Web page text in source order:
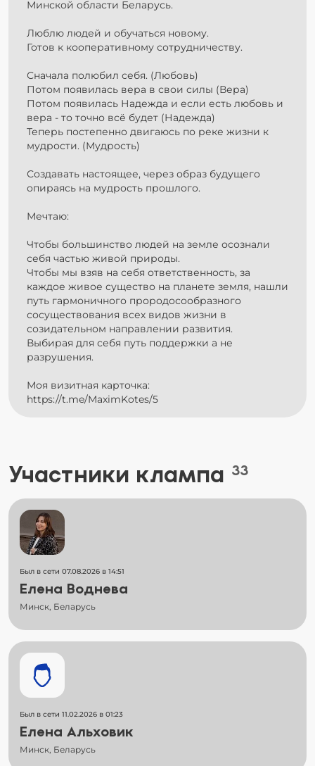
Минской области Беларусь.
Люблю людей и обучаться новому.
Готов к кооперативному сотрудничеству.
Сначала полюбил себя. (Любовь)
Потом появилась вера в свои силы (Вера)
Потом появилась Надежда и если есть любовь и
вера - то точно всё будет (Надежда)
Теперь постепенно двигаюсь по реке жизни к
мудрости. (Мудрость)
Создавать настоящее, через образ будущего
опираясь на мудрость прошлого.
Мечтаю:
Чтобы большинство людей на земле осознали
себя частью живой природы.
Чтобы мы взяв на себя ответственность, за
каждое живое существо на планете земля, нашли
путь гармоничного прородосообразного
сосуществования всех видов жизни в
созидательном направлении развития.
Выбирая для себя путь поддержки а не
разрушения.
Моя визитная карточка:
https://t.me/MaximKotes/5
Участники клампа 33
Был в сети 07.08.2026 в 14:51
Елена Воднева
Минск, Беларусь
Был в сети 11.02.2026 в 01:23
Елена Альховик
Минск, Беларусь